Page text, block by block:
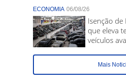
ECONOMIA 06/08/26
Isenção de
que eleva
veículos
Mais